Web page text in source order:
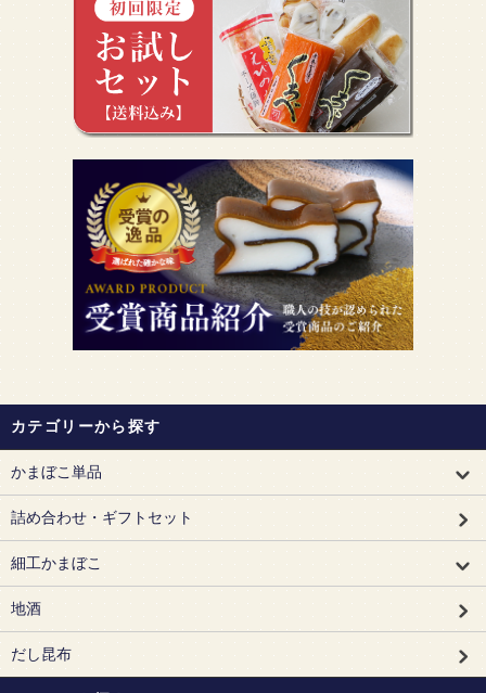
カテゴリーから探す
かまぼこ単品
詰め合わせ・ギフトセット
細工かまぼこ
地酒
だし昆布